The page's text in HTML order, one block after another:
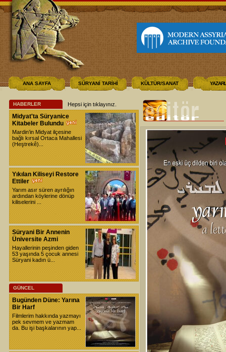
ANA SAYFA SÜRYANİ TARİHİ KÜLTÜR/SANAT
HABERLER Hepsi için tıklayınız
Midyat'ta Süryanice
Kitabeler Bulundu
Mardin’in Midyat ilçesine
bağlı kırsal Ortaca Mahallesi
(Heştrekê)...
Yıkılan Kiliseyi Restore
Ettiler
Yarım asır süren ayrılığın
ardından köylerine dönüp
kiliselerini ...
Süryani Bir Annenin
Üniversite Azmi
Hayallerinin peşinden giden
53 yaşında 5 çocuk annesi
Süryani kadın ü...
GÜNCEL
Bugünden Düne: Yarına
Bir Harf
Filmlerim hakkında yazmayı
pek sevmem ve yazmam
da. Bu işi başkalarının yap...